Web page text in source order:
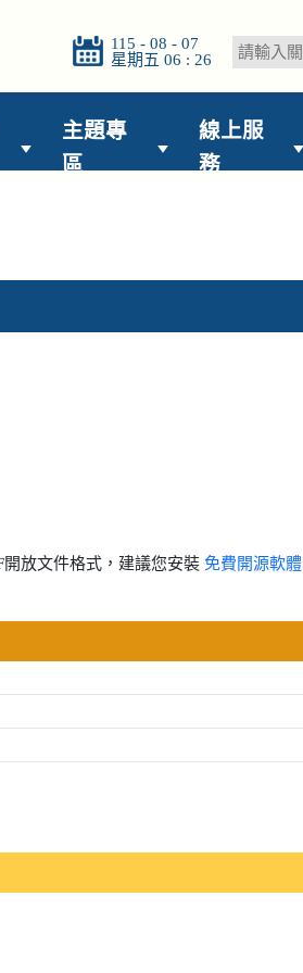
115 - 08 - 07
星期五 06 : 26
主題專
區
線上服
務
放文件格式，建議您安裝 免費開源軟體